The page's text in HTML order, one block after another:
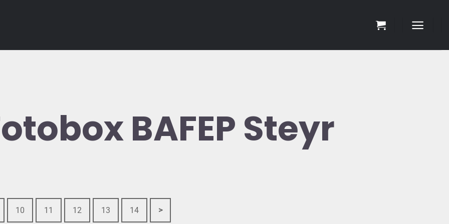
BAFEP Steyr
10 11 12 13 14 >